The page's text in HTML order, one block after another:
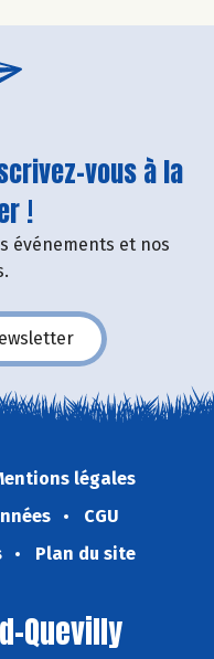
vous à la
!
événements et nos
légales
CGU
Plan du site
Quevilly